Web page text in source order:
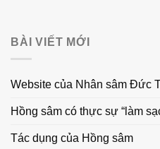
BÀI VIẾT MỚI
Website của Nhân sâm Đức
Hồng sâm có thực sự “làm
Tác dụng của Hồng sâm